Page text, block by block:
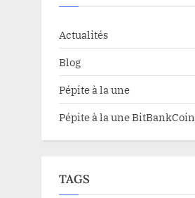
Actualités
Blog
Pépite à la une
Pépite à la une BitBankCoin
TAGS